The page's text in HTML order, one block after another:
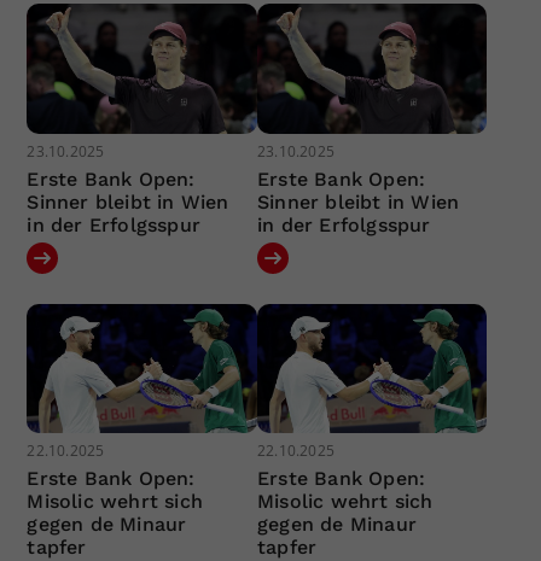
23.10.2025
Erste Bank Open:
Sinner bleibt in Wien
in der Erfolgsspur
23.10.2025
Erste Bank Open:
Sinner bleibt in Wien
in der Erfolgsspur
22.10.2025
Erste Bank Open:
Misolic wehrt sich
gegen de Minaur
tapfer
22.10.2025
Erste Bank Open:
Misolic wehrt sich
gegen de Minaur
tapfer